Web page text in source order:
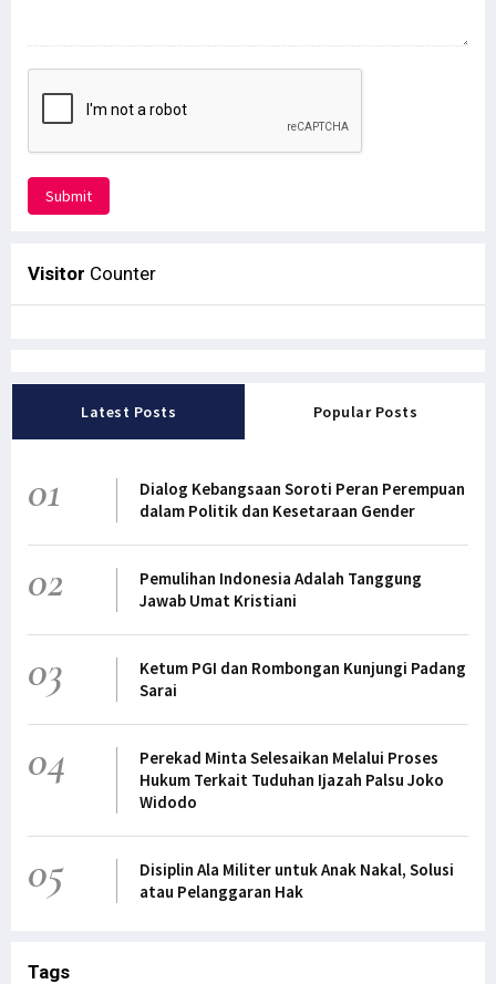
Submit
Visitor Counter
Latest Posts Popular Posts
01
Dialog Kebangsaan Soroti Peran Perempuan
dalam Politik dan Kesetaraan Gender
02
Pemulihan Indonesia Adalah Tanggung
Jawab Umat Kristiani
03
Ketum PGI dan Rombongan Kunjungi Padang
Sarai
04
Perekad Minta Selesaikan Melalui Proses
Hukum Terkait Tuduhan Ijazah Palsu Joko
Widodo
05
Disiplin Ala Militer untuk Anak Nakal, Solusi
atau Pelanggaran Hak
Tags